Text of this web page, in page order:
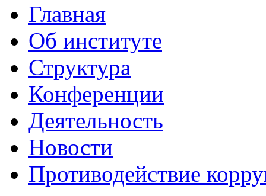
Главная
Об институте
Структура
Конференции
Деятельность
Новости
Противодействие